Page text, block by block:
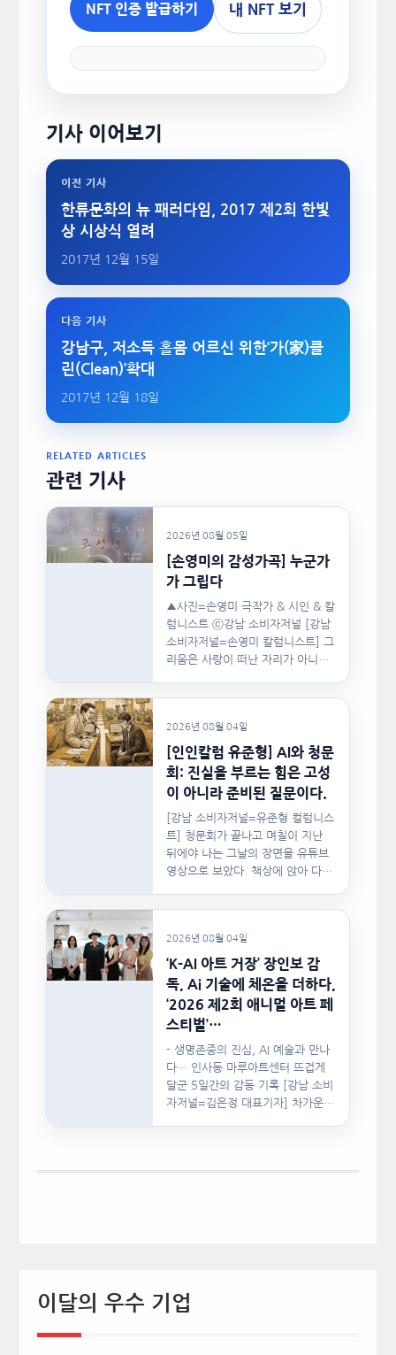
NFT 인증 발급하기 내 NFT 보기
기사 이어보기
이전 기사
한류문화의 뉴 패러다임, 2017 제2회 한빛
상 시상식 열려
2017년 12월 15일
다음 기사
강남구, 저소득 홀몸 어르신 위한‘가(家)클
린(Clean)’확대
2017년 12월 18일
RELATED ARTICLES
관련 기사
2026년 08월 05일
[손영미의 감성가곡] 누군가
가 그립다
▲사진=손영미 극작가 & 시인 & 칼
럼니스트 ⓒ강남 소비자저널 [강남
소비자저널=손영미 칼럼니스트] 그
리움은 사랑이 떠난 자리가 아니라,
2026년 08월 04일
[인인칼럼 유준형] AI와 청문
회: 진실을 부르는 힘은 고성
이 아니라 준비된 질문이다.
[강남 소비자저널=유준형 컬럼니스
트] 청문회가 끝나고 며칠이 지난
뒤에야 나는 그날의 장면을 유튜브
영상으로 보았다. 책상에 앉아 다른
2026년 08월 04일
‘K-AI 아트 거장’ 장인보 감
독, Ai 기술에 체온을 더하다,
‘2026 제2회 애니멀 아트 페
스티벌’…
- 생명존중의 진심, AI 예술과 만나
다… 인사동 마루아트센터 뜨겁게
달군 5일간의 감동 기록 [강남 소비
자저널=김은정 대표기자] 차가운
이달의 우수 기업